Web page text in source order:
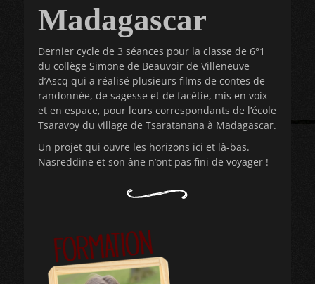
Madagascar
Dernier cycle de 3 séances pour la classe de 6°1
du collège Simone de Beauvoir de Villeneuve
d’Ascq qui a réalisé plusieurs films de contes de
randonnée, de sagesse et de facétie, mis en voix
et en espace, pour leurs correspondants de l’école
Tsaravoy du village de Tsaratanana à Madagascar.
Un projet qui ouvre les horizons ici et là-bas.
Nasreddine et son âne n’ont pas fini de voyager !